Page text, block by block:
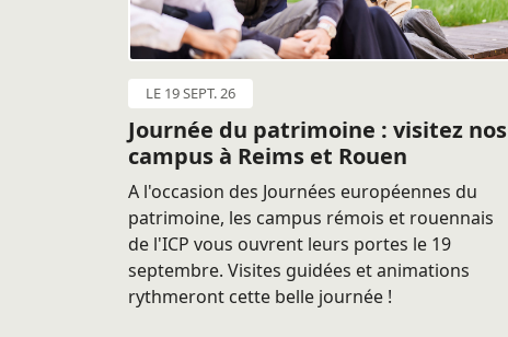
LE 19 SEPT. 26
Journée du patrimoine : visitez nos
campus à Reims et Rouen
A l'occasion des Journées européennes du
patrimoine, les campus rémois et rouennais
de l'ICP vous ouvrent leurs portes le 19
septembre. Visites guidées et animations
rythmeront cette belle journée !